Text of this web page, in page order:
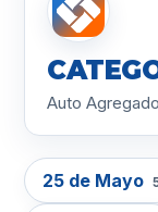
Auto
25 de Mayo